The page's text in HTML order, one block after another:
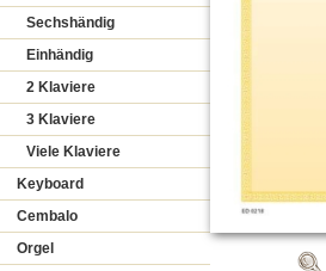
Sechshändig
Einhändig
2 Klaviere
3 Klaviere
Viele Klaviere
Keyboard
Cembalo
Orgel